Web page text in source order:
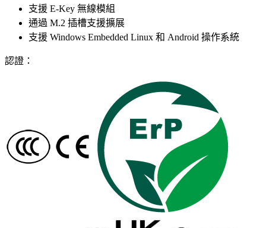
支援 E-Key 無線模組
通過 M.2 插槽支援擴展
支援 Windows Embedded Linux 和 Android 操作系統
認證：